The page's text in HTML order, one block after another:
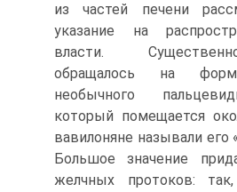
из частей печени
указание на
власти.
обращалось на
необычного
который помещает­ся
вавилоняне называли его
Большое значение
желчных прото­ков: